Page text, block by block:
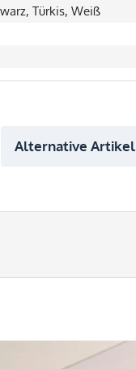
Türkis, Weiß
Alternative Artikel